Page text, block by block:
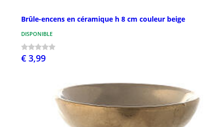
Brûle-encens en céramique h 8 cm couleur beige
DISPONIBLE
€ 3,99